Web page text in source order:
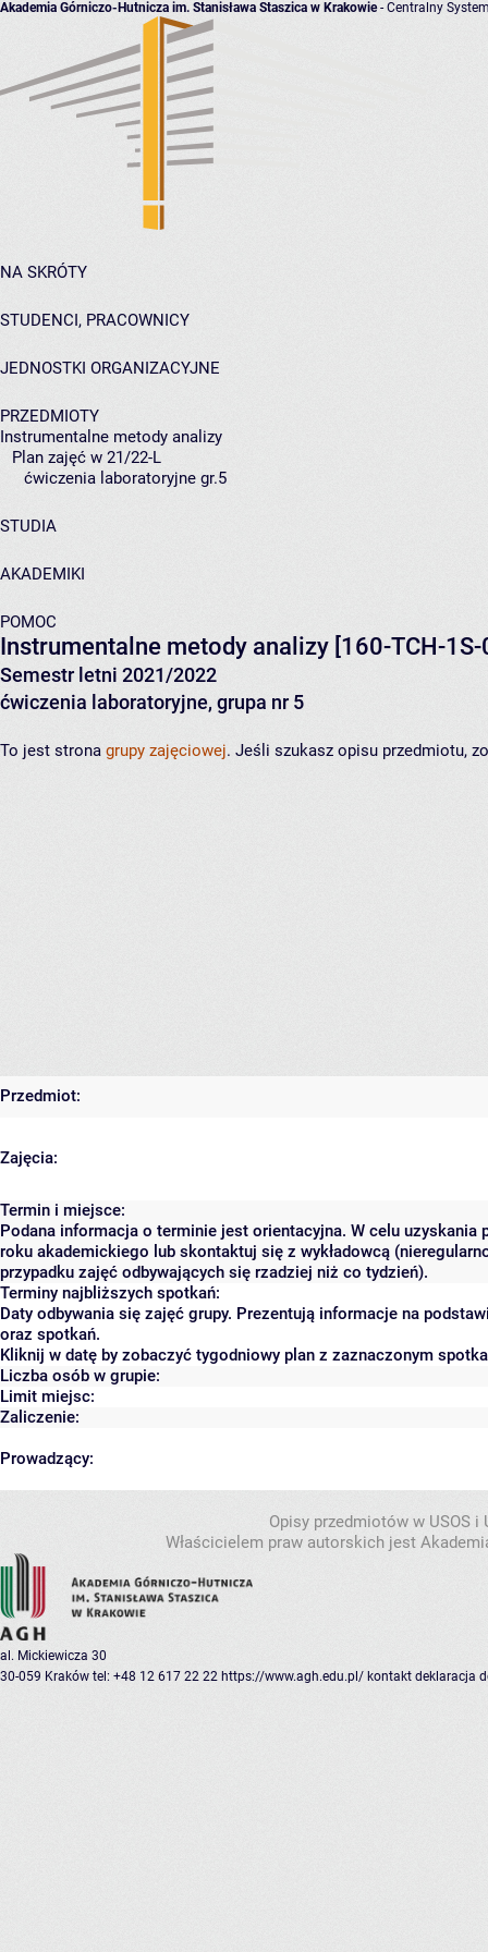
Akademia Górniczo-Hutnicza im. Stanisława Staszica w Krakowie- Centralny
NA SKRÓTY
STUDENCI, PRACOWNICY
JEDNOSTKI ORGANIZACYJNE
PRZEDMIOTY
Instrumentalne metody analizy
Plan zajęć w 21/22-L
ćwiczenia laboratoryjne gr.5
STUDIA
AKADEMIKI
POMOC
Instrumentalne metody analizy [160-TCH-
Semestr letni 2021/2022
ćwiczenia laboratoryjne, grupa nr 5
To jest strona grupy zajęciowej. Jeśli szukasz opisu przedmiotu,
Przedmiot:
Zajęcia:
Termin i miejsce:
Podana informacja o terminie jest orientacyjna. W celu uzyskania
roku akademickiego lub skontaktuj się z wykładowcą
przypadku zajęć odbywających się rzadziej niż co tydzień).
Terminy najbliższych spotkań:
Daty odbywania się zajęć grupy. Prezentują informacje na
oraz spotkań.
Kliknij w datę by zobaczyć tygodniowy plan z zaznaczonym
Liczba osób w grupie:
Limit miejsc:
Zaliczenie:
Prowadzący:
Opisy przedmiotów w USOS
Właścicielem praw autorskich jest
al. Mickiewicza 30
30-059 Kraków tel: +48 12 617 22 22 https://www.agh.edu.pl/ kontakt deklaracja